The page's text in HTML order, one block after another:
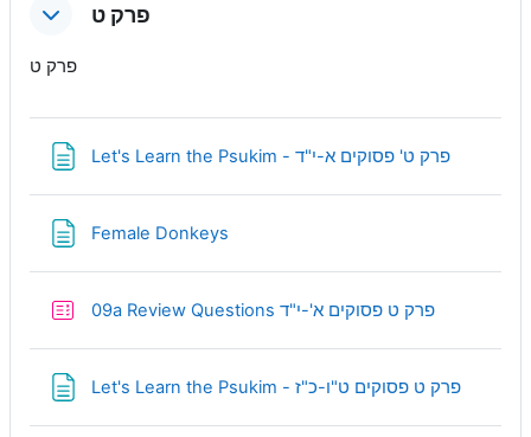
פרק ט
פרק ט
Let's Learn the Psukim - פרק ט' פסוקים א-י"דPage
Female Donkeys
09a Review Questions פרק ט פסוקים א'-י"דQuiz
Let's Learn the Psukim - פרק ט פסוקים ט"ו-כ"זPage